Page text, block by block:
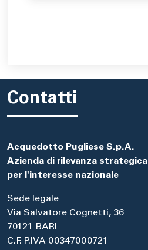
Contatti
Acquedotto Pugliese S.p.A.
Azienda di rilevanza strategica
per l'interesse nazionale
Sede legale
Via Salvatore Cognetti, 36
70121 BARI
C.F. P.IVA 00347000721